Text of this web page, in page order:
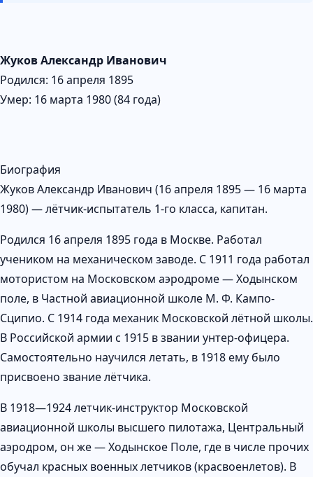
Жуков Александр Иванович
Родился: 16 апреля 1895
Умер: 16 марта 1980 (84 года)
Биография
Жуков Александр Иванович (16 апреля 1895 — 16 марта
1980) — лётчик-испытатель 1-го класса, капитан.
Родился 16 апреля 1895 года в Москве. Работал
учеником на механическом заводе. С 1911 года работал
мотористом на Московском аэродроме — Ходынском
поле, в Частной авиационной школе М. Ф. Кампо-
Сципио. С 1914 года механик Московской лётной школы.
В Российской армии с 1915 в звании унтер-офицера.
Самостоятельно научился летать, в 1918 ему было
присвоено звание лётчика.
В 1918—1924 летчик-инструктор Московской
авиационной школы высшего пилотажа, Центральный
аэродром, он же — Ходынское Поле, где в числе прочих
обучал красных военных летчиков (красвоенлетов). В